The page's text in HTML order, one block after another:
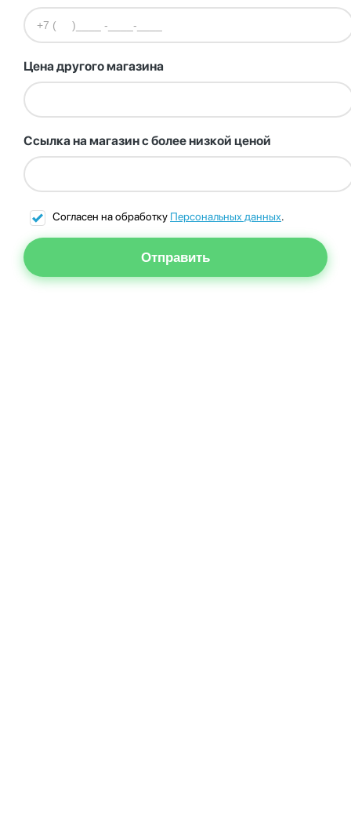
Цена другого магазина
Ссылка на магазин с более низкой ценой
Согласен на обработку Персональных данных.
Отправить